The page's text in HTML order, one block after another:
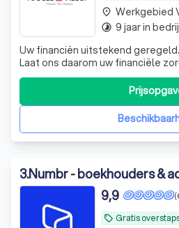
Uw financiën uitstekend geregeld. Uw tijd is waardevol.
Laat ons daarom uw financiële
De experts van KroessVisser
processen van A tot Z, zodat u
ondernemen. KroessVisser | Finance - Tax - Advisory ☎️
Plan een GRATIS ADVIES
place Werkgebied
timelapse 9 jaar in
3.Numbr - boekhouders &
local_offer Gratis
9,9